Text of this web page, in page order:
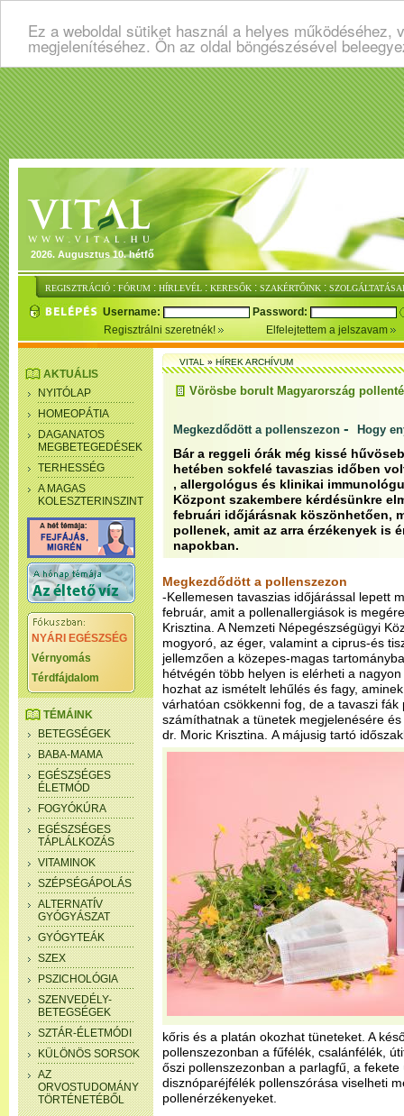
Ez a weboldal sütiket használ a helyes
megjelenítéséhez. Ön az oldal böngészésével
2026. Augusztus 10. hétfő
REGISZTRÁCIÓ : FÓRUM : HÍRLEVÉL : KERESŐK : SZAKÉRTŐINK :
Username:
Password:
Regisztrálni szeretnék!
Elfelejtettem a jelszavam
AKTUÁLIS
NYITÓLAP
HOMEOPÁTIA
DAGANATOS
MEGBETEGEDÉSEK
TERHESSÉG
A MAGAS
KOLESZTERINSZINT
NYÁRI EGÉSZSÉG
Vérnyomás
Térdfájdalom
TÉMÁINK
BETEGSÉGEK
BABA-MAMA
EGÉSZSÉGES
ÉLETMÓD
FOGYÓKÚRA
EGÉSZSÉGES
TÁPLÁLKOZÁS
VITAMINOK
SZÉPSÉGÁPOLÁS
ALTERNATÍV
GYÓGYÁSZAT
GYÓGYTEÁK
SZEX
PSZICHOLÓGIA
SZENVEDÉLY-
BETEGSÉGEK
SZTÁR-ÉLETMÓDI
KÜLÖNÖS SORSOK
AZ
ORVOSTUDOMÁNY
TÖRTÉNETÉBŐL
VITAL»HÍREK ARCHÍVUM
Vörösbe borult Magyarország
Megkezdődött a pollenszezon - Hogy
Bár a reggeli órák még kissé
hetében sokfelé tavaszias időben
, allergológus és klinikai
Központ szakembere kérdésünkre
februári időjárásnak köszönhetően,
pollenek, amit az arra érzékenyek is
napokban.
Megkezdődött a pollenszezon
-Kellemesen tavaszias időjárással lepett
február, amit a pollenallergiások is
Krisztina. A Nemzeti Népegészségügyi
mogyoró, az éger, valamint a ciprus-és
jellemzően a közepes-magas
hétvégén több helyen is elérheti a
hozhat az ismételt lehűlés és fagy,
várhatóan csökkenni fog, de a tavaszi
számíthatnak a tünetek megjelenésére
dr. Moric Krisztina. A májusig tartó
kőris és a platán okozhat tüneteket. A
pollenszezonban a fűfélék, csalánfélék,
őszi pollenszezonban a parlagfű, a
disznóparéjfélék pollenszórása viselheti
pollenérzékenyeket.